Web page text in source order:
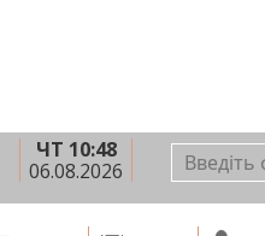
ЧТ 10:48
06.08.2026